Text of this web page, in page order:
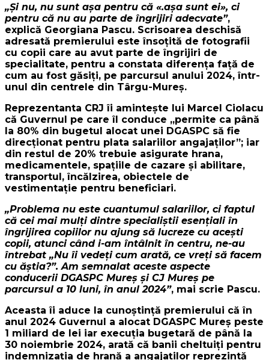
„Și nu, nu sunt așa pentru că «.așa sunt ei», ci
pentru că nu au parte de îngrijiri adecvate”,
explică Georgiana Pascu. Scrisoarea deschisă
adresată premierului este însoțită de fotografii
cu copii care au avut parte de îngrijiri de
specialitate, pentru a constata diferența față de
cum au fost găsiți, pe parcursul anului 2024, într-
unul din centrele din Târgu-Mureș.
Reprezentanta CRJ îi aminteşte lui Marcel Ciolacu
că Guvernul pe care îl conduce „permite ca până
la 80% din bugetul alocat unei DGASPC să fie
direcţionat pentru plata salariilor angajaţilor”; iar
din restul de 20% trebuie asigurate hrana,
medicamentele, spaţiile de cazare şi abilitare,
transportul, încălzirea, obiectele de
vestimentaţie pentru beneficiari.
„Problema nu este cuantumul salariilor, ci faptul
că cei mai mulţi dintre specialiştii esenţiali în
îngrijirea copiilor nu ajung să lucreze cu aceşti
copii, atunci când i-am întâlnit în centru, ne-au
întrebat „Nu îi vedeţi cum arată, ce vreţi să facem
cu ăştia?”. Am semnalat aceste aspecte
conducerii DGASPC Mureş şi CJ Mureş pe
parcursul a 10 luni, în anul 2024”, mai scrie Pascu.
Aceasta îi aduce la cunoştinţă premierului că în
anul 2024 Guvernul a alocat DGASPC Mureş peste
1 miliard de lei iar execuţia bugetară de până la
30 noiembrie 2024, arată că banii cheltuiţi pentru
indemnizaţia de hrană a angajaţilor reprezintă